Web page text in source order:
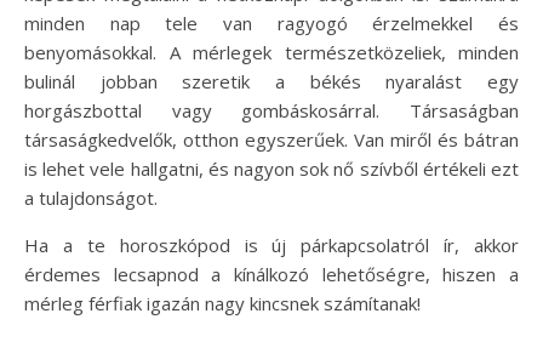
minden nap tele van ragyogó érzelmekkel és
benyomásokkal. A mérlegek természetközeliek, minden
bulinál jobban szeretik a békés nyaralást egy
horgászbottal vagy gombáskosárral. Társaságban
társaságkedvelők, otthon egyszerűek. Van miről és bátran
is lehet vele hallgatni, és nagyon sok nő szívből értékeli ezt
a tulajdonságot.
Ha a te horoszkópod is új párkapcsolatról ír, akkor
érdemes lecsapnod a kínálkozó lehetőségre, hiszen a
mérleg férfiak igazán nagy kincsnek számítanak!